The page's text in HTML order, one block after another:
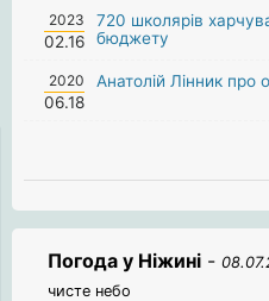
2023
02.16
720 школярів
бюджету
2020
06.18
Анатолій Лінник про
Погода у Ніжині -
чисте небо